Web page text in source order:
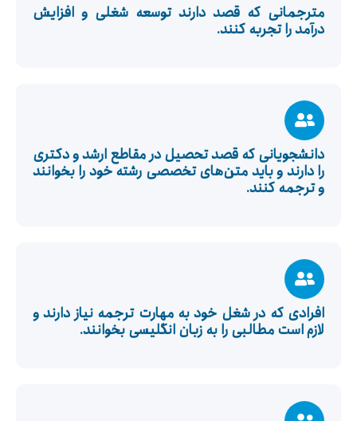
مترجمانی که قصد دارند توسعه شغلی و افزایش
درآمد را تجربه کنند.
دانشجویانی که قصد تحصیل در مقاطع ارشد و دکتری
را دارند و باید متن‌های تخصصی رشته خود را بخوانند
و ترجمه کنند.
افرادی که در شغل خود به مهارت ترجمه نیاز دارند و
لازم است مطالبی را به زبان انگلیسی بخوانند.